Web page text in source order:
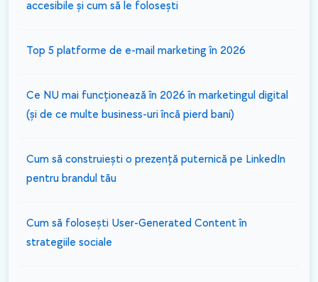
accesibile și cum să le folosești
Top 5 platforme de e-mail marketing în 2026
Ce NU mai funcționează în 2026 în marketingul digital
(și de ce multe business-uri încă pierd bani)
Cum să construiești o prezență puternică pe LinkedIn
pentru brandul tău
Cum să folosești User-Generated Content în
strategiile sociale